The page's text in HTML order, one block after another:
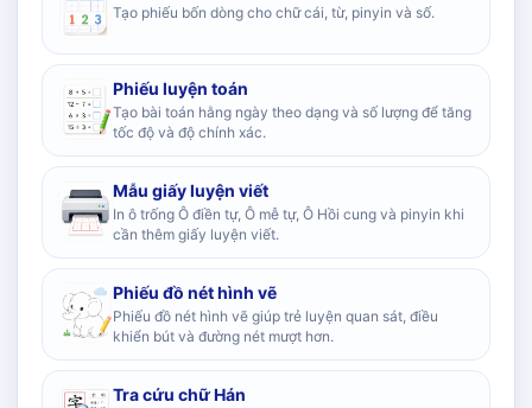
Tạo phiếu bốn dòng cho chữ cái, từ, pinyin và số.
Phiếu luyện toán
Tạo bài toán hằng ngày theo dạng và số lượng để tăng
tốc độ và độ chính xác.
Mẫu giấy luyện viết
In ô trống Ô điền tự, Ô mễ tự, Ô Hồi cung và pinyin khi
cần thêm giấy luyện viết.
Phiếu đồ nét hình vẽ
Phiếu đồ nét hình vẽ giúp trẻ luyện quan sát, điều
khiển bút và đường nét mượt hơn.
Tra cứu chữ Hán